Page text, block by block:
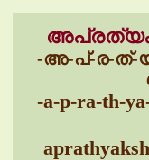
-അ-പ്-ര-ത്-
-a-p-ra-th-